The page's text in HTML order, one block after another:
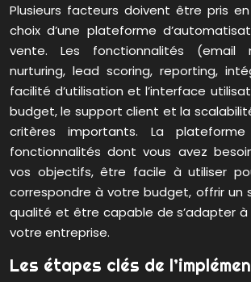
Plusieurs facteurs doivent être pris
choix d’une plateforme
vente. Les fonctionnalités (email
nurturing, lead scoring, reporting,
facilité d’utilisation et l’interface
budget, le support client et la
critères importants. La
fonctionnalités dont vous avez
vos objectifs, être facile à utiliser
correspondre à votre budget, offrir un
qualité et être capable de s’adapter à
votre entreprise.
Les étapes clés de